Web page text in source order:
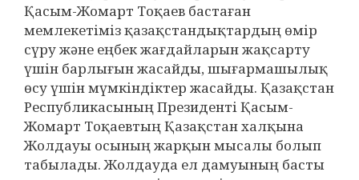
Қасым-Жомарт Тоқаев бастаған
мемлекетіміз қазақстандықтардың өмір
сүру және еңбек жағдайларын жақсарту
үшін барлығын жасайды, шығармашылық
өсу үшін мүмкіндіктер жасайды. Қазақстан
Республикасының Президенті Қасым-
Жомарт Тоқаевтың Қазақстан халқына
Жолдауы осының жарқын мысалы болып
табылады. Жолдауда ел дамуының басты